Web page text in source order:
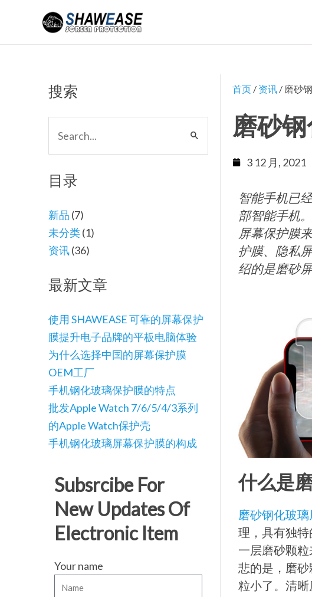
内
搜索
搜
索：
目录
新品 (7)
未分类(1)
资讯(36)
最新文章
使用 SHAWEASE 可靠的屏幕保护
膜提升电子品牌的平板电脑体验
为什么选择中国的屏幕保护膜
OEM工厂
手机钢化玻璃保护膜的特点
批发Apple Watch 7/6/5/4/3系列
的Apple Watch保护壳
手机钢化玻璃屏幕保护膜的构成
Subsrcibe For
New Updates Of
Electronic Item
Your name
首页 / 资讯 / 磨砂
磨砂
3 12 月, 2021
智能手机已
部智能手机
屏幕保护膜
护膜、隐私
绍的是磨砂
什么是
磨砂钢化玻
理，具有独
一层磨砂颗
悲的是，磨
粒小了。清